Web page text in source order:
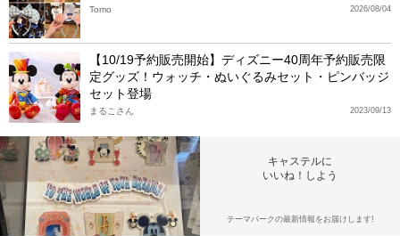
2026/08/04
Tomo
【10/19予約販売開始】ディズニー40周年予約販売限
定グッズ！ウォッチ・ぬいぐるみセット・ピンバッジ
セット登場
2023/09/13
まるこさん
キャステルに
いいね！しよう
テーマパークの最新情報をお届けします!